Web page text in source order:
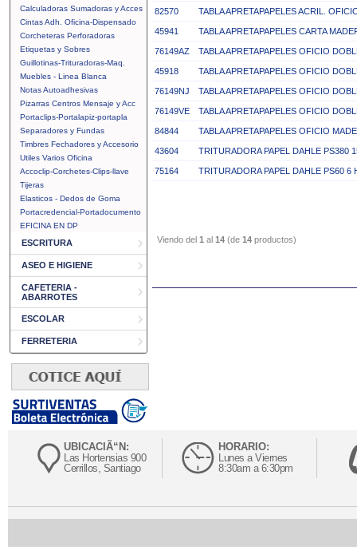
Calculadoras Sumadoras y Acces
Cintas Adh. Oficina-Dispensado
Corcheteras Perforadoras
Etiquetas y Sobres
Guillotinas-Trituradoras-Maq.
Muebles - Linea Blanca
Notas Autoadhesivas
Pizarras Centros Mensaje y Acc
Portaclips-Portalapiz-portapla
Separadores y Fundas
Timbres Fechadores y Accesorio
Utiles Varios Oficina
Accoclip-Corchetes-Clips-llave
Tijeras
Elasticos - Dedos de Goma
Portacredencial-Portadocumento
EFICINA EN DP
ESCRITURA
ASEO E HIGIENE
CAFETERIA -
ABARROTES
ESCOLAR
FERRETERIA
82570 TABLA APRETAPAPELES ACRIL.
45941 TABLA APRETAPAPELES CARTA
76149AZ TABLA APRETAPAPELES OFICIO
45918 TABLA APRETAPAPELES OFICIO
76149NJ TABLA APRETAPAPELES OFICIO
76149VE TABLA APRETAPAPELES OFICIO
84844 TABLA APRETAPAPELES OFICIO
43604 TRITURADORA PAPEL DAHLE PS380
75164 TRITURADORA PAPEL DAHLE PS60 6
Viendo del 1 al 14 (de 14 productos)
UBICACIÃ“N:
Las Hortensias 900
Cerrillos, Santiago
HORARIO:
Lunes a Viernes
8:30am a 6:30pm